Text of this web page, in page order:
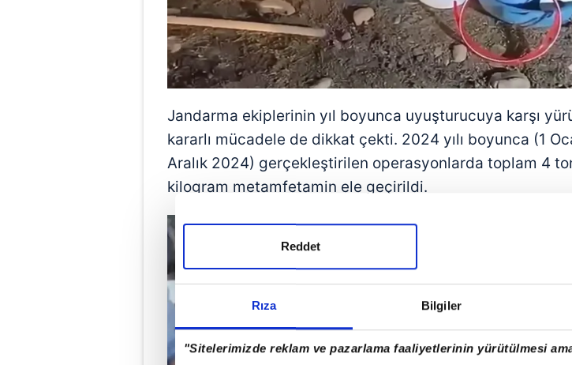
Rıza Bilgiler
"Sitelerimizde reklam ve pazarlama faaliyetlerinin yürütülmesi
Reddet
Jandarma ekiplerinin yıl boyunca uyuşturucuya karşı
kararlı mücadele de dikkat çekti. 2024 yılı boyunca (1
Aralık 2024) gerçekleştirilen operasyonlarda toplam 4
kilogram metamfetamin ele geçirildi.